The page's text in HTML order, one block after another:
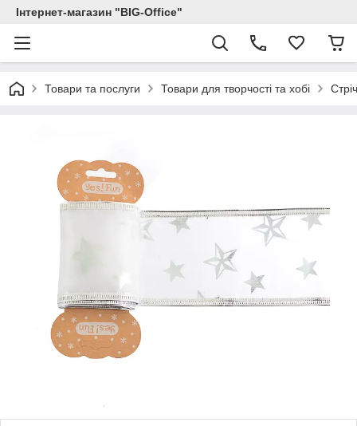
Інтернет-магазин "BIG-Office"
Товари та послуги Товари для творчості та хобі